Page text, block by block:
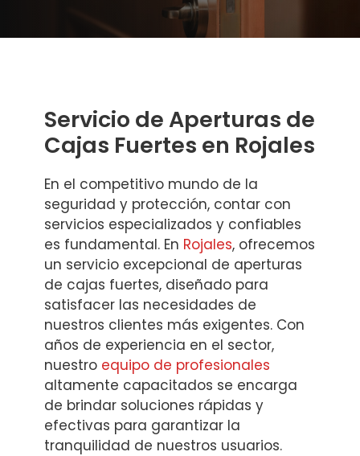
Servicio de Aperturas de
Cajas Fuertes en Rojales
En el competitivo mundo de la
seguridad y protección, contar con
servicios especializados y confiables
es fundamental. En Rojales, ofrecemos
un servicio excepcional de aperturas
de cajas fuertes, diseñado para
satisfacer las necesidades de
nuestros clientes más exigentes. Con
años de experiencia en el sector,
nuestro equipo de profesionales
altamente capacitados se encarga
de brindar soluciones rápidas y
efectivas para garantizar la
tranquilidad de nuestros usuarios.